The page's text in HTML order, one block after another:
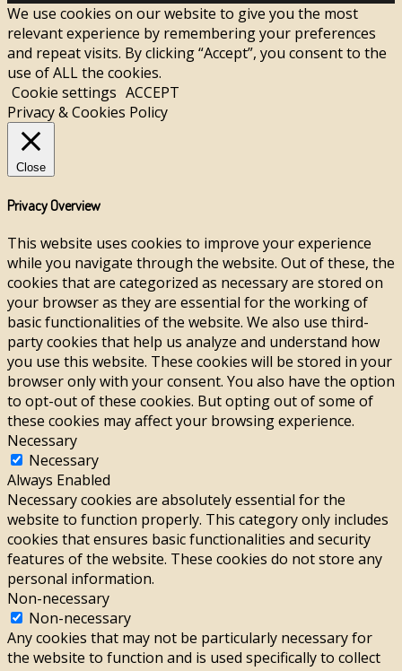
We use cookies on our website to give you the most
relevant experience by remembering your preferences
and repeat visits. By clicking “Accept”, you consent to the
use of ALL the cookies.
Cookie settings ACCEPT
Privacy & Cookies Policy
Close
Privacy Overview
This website uses cookies to improve your experience
while you navigate through the website. Out of these, the
cookies that are categorized as necessary are stored on
your browser as they are essential for the working of
basic functionalities of the website. We also use third-
party cookies that help us analyze and understand how
you use this website. These cookies will be stored in your
browser only with your consent. You also have the option
to opt-out of these cookies. But opting out of some of
these cookies may affect your browsing experience.
Necessary
Necessary
Always Enabled
Necessary cookies are absolutely essential for the
website to function properly. This category only includes
cookies that ensures basic functionalities and security
features of the website. These cookies do not store any
personal information.
Non-necessary
Non-necessary
Any cookies that may not be particularly necessary for
the website to function and is used specifically to collect